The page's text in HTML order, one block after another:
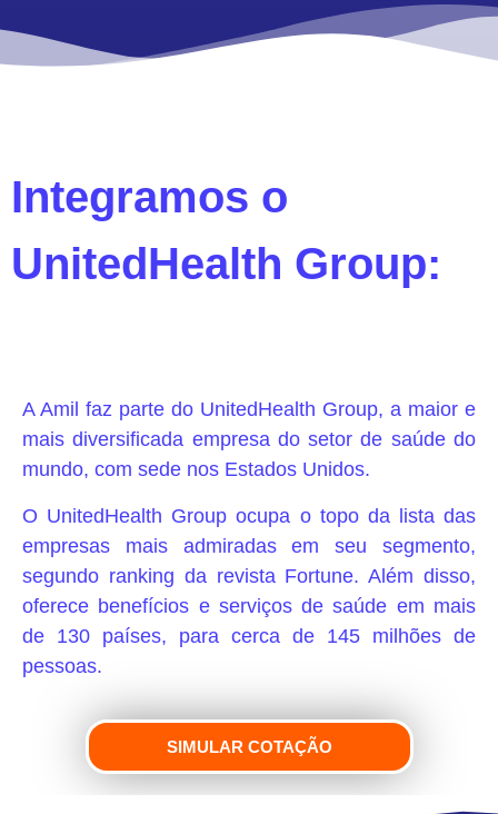
Integramos o
UnitedHealth Group:
A Amil faz parte do UnitedHealth Group, a maior e
mais diversificada empresa do setor de saúde do
mundo, com sede nos Estados Unidos.
O UnitedHealth Group ocupa o topo da lista das
empresas mais admiradas em seu segmento,
segundo ranking da revista Fortune. Além disso,
oferece benefícios e serviços de saúde em mais
de 130 países, para cerca de 145 milhões de
pessoas.
SIMULAR COTAÇÃO